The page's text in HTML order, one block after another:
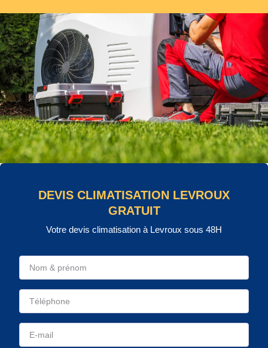
DEVIS CLIMATISATION LEVROUX
GRATUIT
Votre devis climatisation à Levroux sous 48H